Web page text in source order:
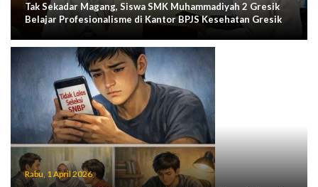
Tak Sekadar Magang, Siswa SMK Muhammadiyah 2 Gresik
Belajar Profesionalisme di Kantor BPJS Kesehatan Gresik
Rabu, 1 April 2026